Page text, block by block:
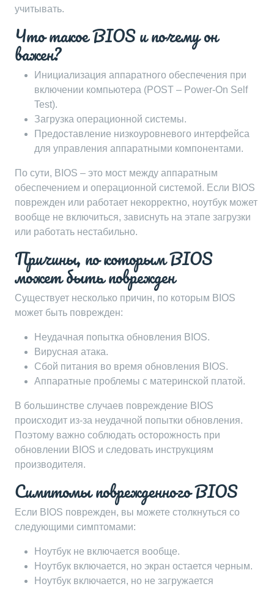
учитывать.
Что такое BIOS и почему он
важен?
Инициализация аппаратного обеспечения при
включении компьютера (POST – Power-On Self
Test).
Загрузка операционной системы.
Предоставление низкоуровневого интерфейса
для управления аппаратными компонентами.
По сути, BIOS – это мост между аппаратным
обеспечением и операционной системой. Если BIOS
поврежден или работает некорректно, ноутбук может
вообще не включиться, зависнуть на этапе загрузки
или работать нестабильно.
Причины, по которым BIOS
может быть поврежден
Существует несколько причин, по которым BIOS
может быть поврежден:
Неудачная попытка обновления BIOS.
Вирусная атака.
Сбой питания во время обновления BIOS.
Аппаратные проблемы с материнской платой.
В большинстве случаев повреждение BIOS
происходит из-за неудачной попытки обновления.
Поэтому важно соблюдать осторожность при
обновлении BIOS и следовать инструкциям
производителя.
Симптомы поврежденного BIOS
Если BIOS поврежден, вы можете столкнуться со
следующими симптомами:
Ноутбук не включается вообще.
Ноутбук включается, но экран остается черным.
Ноутбук включается, но не загружается